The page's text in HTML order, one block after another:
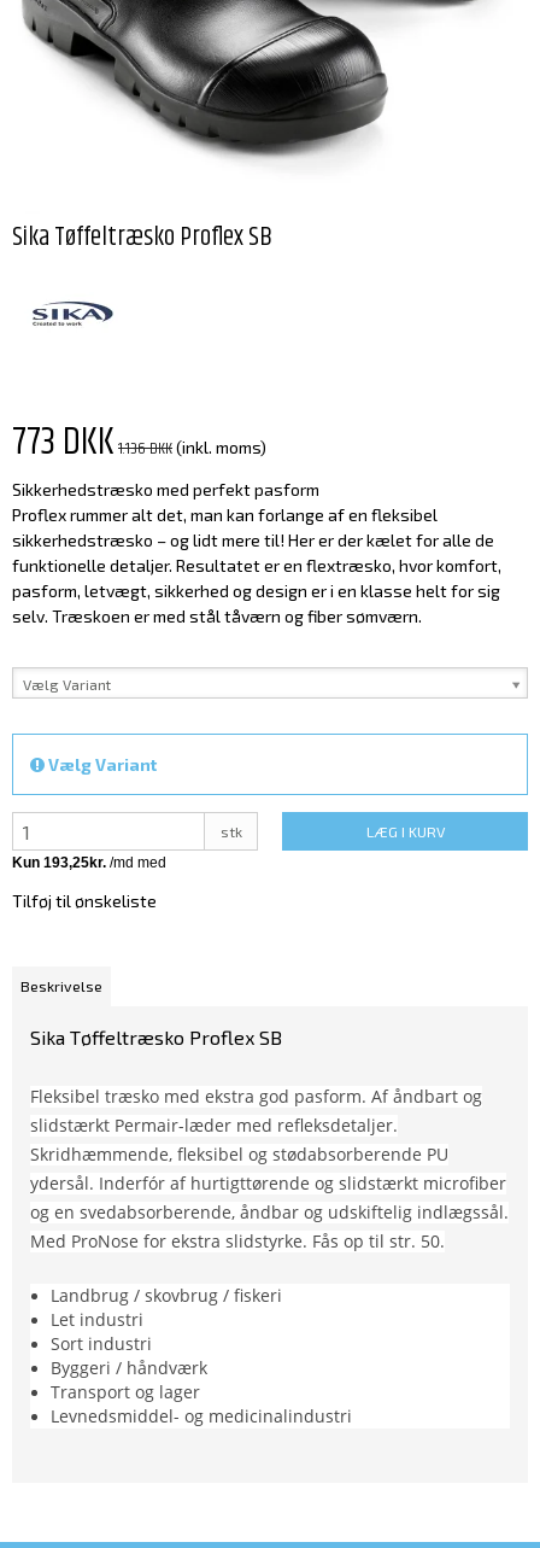
Sika Tøffeltræsko Proflex SB
773 DKK1.136 DKK(inkl. moms)
Sikkerhedstræsko med perfekt pasform
Proflex rummer alt det, man kan forlange af en fleksibel
sikkerhedstræsko – og lidt mere til! Her er der kælet for alle de
funktionelle detaljer. Resultatet er en flextræsko, hvor komfort,
pasform, letvægt, sikkerhed og design er i en klasse helt for sig
selv. Træskoen er med stål tåværn og fiber sømværn.
Vælg Variant
Vælg Variant
stk LÆG I KURV
Tilføj til ønskeliste
Beskrivelse
Sika Tøffeltræsko Proflex SB
Fleksibel træsko med ekstra god pasform. Af åndbart og
slidstærkt Permair-læder med refleksdetaljer.
Skridhæmmende, fleksibel og stødabsorberende PU
ydersål. Inderfór af hurtigttørende og slidstærkt microfiber
og en svedabsorberende, åndbar og udskiftelig indlægssål.
Med ProNose for ekstra slidstyrke. Fås op til str. 50.
Landbrug / skovbrug / fiskeri
Let industri
Sort industri
Byggeri / håndværk
Transport og lager
Levnedsmiddel- og medicinalindustri